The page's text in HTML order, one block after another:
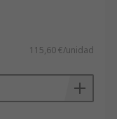
115,60 €/unidad